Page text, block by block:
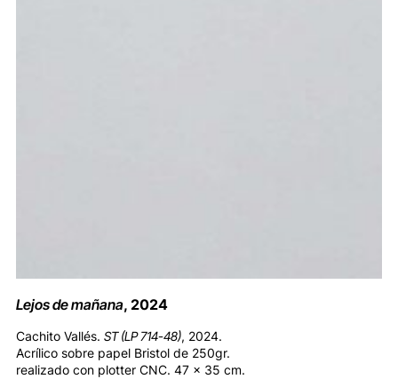
Lejos de mañana, 2024
Cachito Vallés. ST (LP 714-48), 2024.
Acrílico sobre papel Bristol de 250gr.
realizado con plotter CNC. 47 x 35 cm.